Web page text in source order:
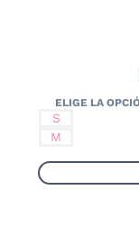
S
M